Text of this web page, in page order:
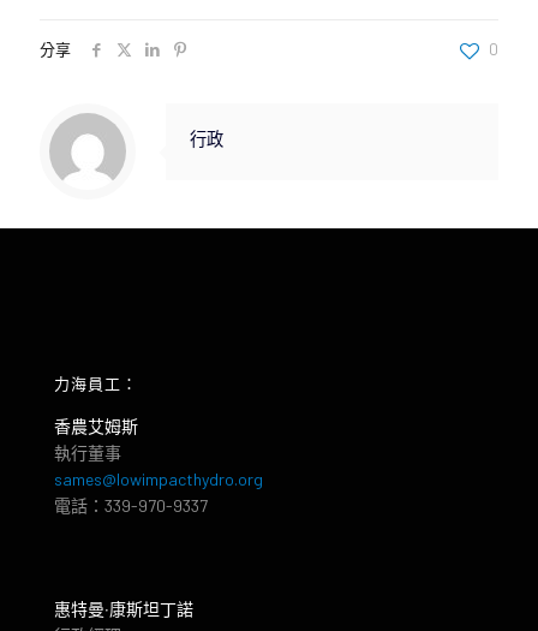
分享 0
行政
力海員工：
香農艾姆斯
執行董事
sames@lowimpacthydro.org
電話：339-970-9337
惠特曼‧康斯坦丁諾